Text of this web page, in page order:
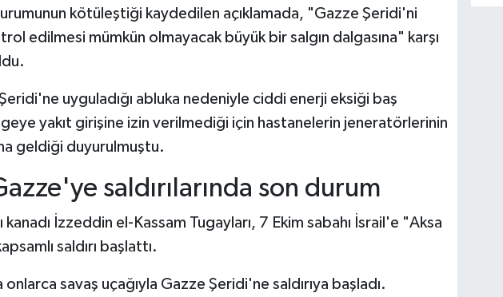
kötüleştiği kaydedilen açıklamada, "Gazze Şeridi'ni
edilmesi mümkün olmayacak büyük bir salgın dalgasına" karşı
uyguladığı abluka nedeniyle ciddi enerji eksiği baş
yakıt girişine izin verilmediği için hastanelerin jeneratörlerinin
geldiği duyurulmuştu.
saldırılarında son durum
kanadı İzzeddin el-Kassam Tugayları, 7 Ekim sabahı İsrail'e "Aksa
saldırı başlattı.
onlarca savaş uçağıyla Gazze Şeridi'ne saldırıya başladı.